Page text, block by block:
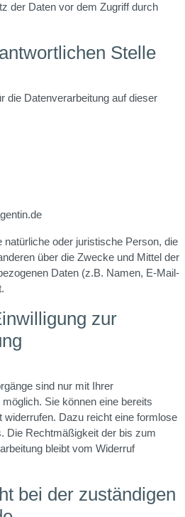
der Daten vor dem Zugriff durch
Stelle
die Datenverarbeitung auf dieser
natürliche oder juristische Person, die
über die Zwecke und Mittel der
Daten (z.B. Namen, E-Mail-
zur
sind nur mit Ihrer
Sie können eine bereits
widerrufen. Dazu reicht eine formlose
Die Rechtmäßigkeit der bis zum
bleibt vom Widerruf
bei der zuständigen